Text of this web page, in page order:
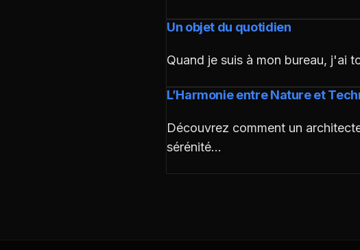
Un objet du quotidien
Quand je suis à mon bureau, j'ai
L’Harmonie entre Nature et
Découvrez comment un
sérénité…